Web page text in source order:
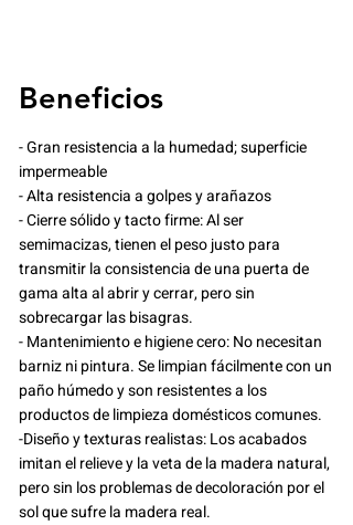
Beneficios
- Gran resistencia a la humedad; superficie
impermeable
- Alta resistencia a golpes y arañazos
- Cierre sólido y tacto firme: Al ser
semimacizas, tienen el peso justo para
transmitir la consistencia de una puerta de
gama alta al abrir y cerrar, pero sin
sobrecargar las bisagras.
- Mantenimiento e higiene cero: No necesitan
barniz ni pintura. Se limpian fácilmente con un
paño húmedo y son resistentes a los
productos de limpieza domésticos comunes.
-Diseño y texturas realistas: Los acabados
imitan el relieve y la veta de la madera natural,
pero sin los problemas de decoloración por el
sol que sufre la madera real.